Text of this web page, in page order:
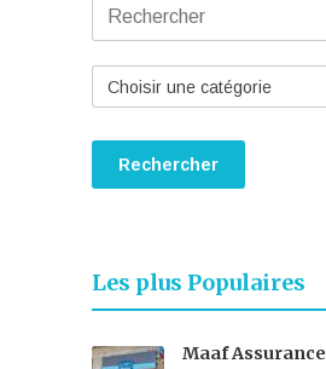
Choisir une catégorie
Les plus Populaires
Maaf Assurance